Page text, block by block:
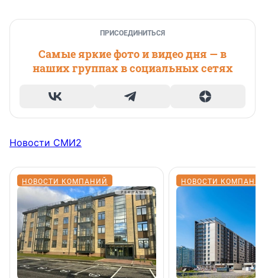
ПРИСОЕДИНИТЬСЯ
Самые яркие фото и видео дня — в
наших группах в социальных сетях
Новости СМИ2
НОВОСТИ КОМПАНИЙ НОВОСТИ